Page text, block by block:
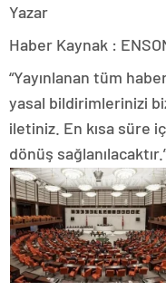
Yazar
Haber Kaynak :
“Yayınlanan tüm
yasal bildirimlerinizi
iletiniz. En kısa süre
dönüş